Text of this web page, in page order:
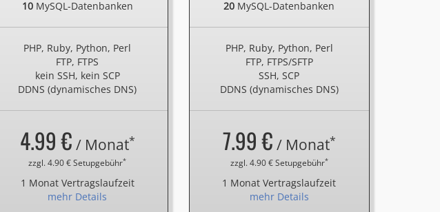
10MySQL-Datenbanken
PHP, Ruby, Python, Perl
FTP, FTPS
kein SSH, kein SCP
DDNS (dynamisches DNS)
4.99 € / Monat*
zzgl. 4.90 € Setupgebühr*
1 Monat Vertragslaufzeit
mehr Details
20 MySQL-Datenbanken
PHP, Ruby, Python, Perl
FTP, FTPS/SFTP
SSH, SCP
DDNS (dynamisches DNS)
7.99 € / Monat*
zzgl. 4.90 € Setupgebühr*
1 Monat Vertragslaufzeit
mehr Details